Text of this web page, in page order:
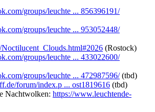
groups/leuchte ... 856396191/
groups/leuchte ... 953052448/
(Rostock)
groups/leuchte ... 433022600/
groups/leuchte ... 472987596/(tbd)
forum/index.p ... ost1819616 (tbd)
Nachtwolken: https://www.leuchtende-